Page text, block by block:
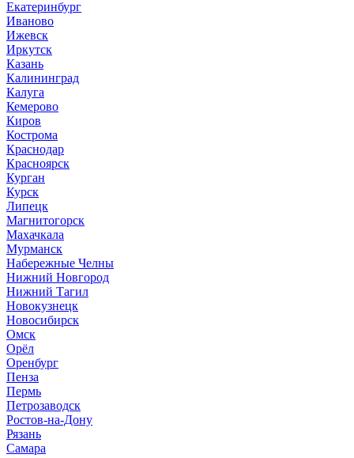
Екатеринбург
Иваново
Ижевск
Иркутск
Казань
Калининград
Калуга
Кемерово
Киров
Кострома
Краснодар
Красноярск
Курган
Курск
Липецк
Магнитогорск
Махачкала
Мурманск
Набережные Челны
Нижний Новгород
Нижний Тагил
Новокузнецк
Новосибирск
Омск
Орёл
Оренбург
Пенза
Пермь
Петрозаводск
Ростов-на-Дону
Рязань
Самара